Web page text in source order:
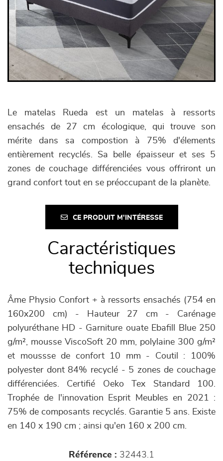
Le matelas Rueda est un matelas à ressorts
ensachés de 27 cm écologique, qui trouve son
mérite dans sa compostion à 75% d'élements
entièrement recyclés. Sa belle épaisseur et ses 5
zones de couchage différenciées vous offriront un
grand confort tout en se préoccupant de la planète.
CE PRODUIT M'INTÉRESSE
Caractéristiques
techniques
Âme Physio Confort + à ressorts ensachés (754 en
160x200 cm) - Hauteur 27 cm - Carénage
polyuréthane HD - Garniture ouate Ebafill Blue 250
g/m², mousse ViscoSoft 20 mm, polylaine 300 g/m²
et moussse de confort 10 mm - Coutil : 100%
polyester dont 84% recyclé - 5 zones de couchage
différenciées. Certifié Oeko Tex Standard 100.
Trophée de l'innovation Esprit Meubles en 2021 :
75% de composants recyclés. Garantie 5 ans. Existe
en 140 x 190 cm ; ainsi qu'en 160 x 200 cm.
Référence : 32443.1